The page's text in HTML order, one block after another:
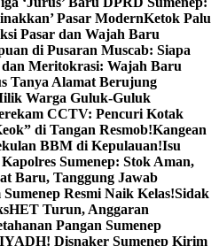
Pasar ModernKetok Palu
Pasar dan Wajah Baru
di Pusaran Muscab: Siapa
dan Meritokrasi: Wajah Baru
Tanya Alamat Berujung
Warga Guluk-Guluk
CCTV: Pencuri Kotak
di Tangan Resmob!Kangean
BBM di Kepulauan!Isu
Sumenep: Stok Aman,
Baru, Tanggung Jawab
Resmi Naik Kelas!Sidak
HET Turun, Anggaran
Pangan Sumenep
Disnaker Sumenep Kirim